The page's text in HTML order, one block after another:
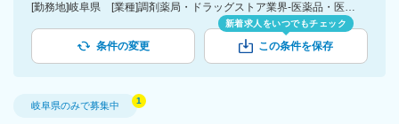
[勤務地]岐阜県 [業種]調剤薬局・ドラッグストア業界-医薬品・医療機器・ライフサイエンス・医療系サービス [詳細条件](会社・職場の環境)上場企業
条件の変更
新着求人をいつでもチェック
この条件を保存
岐阜県のみで募集中